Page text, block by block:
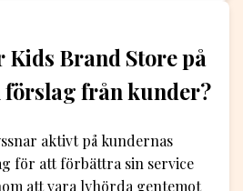
Brand Store på
förslag från kunder?
aktivt på kundernas
för att förbättra sin service
att vara lyhörda gentemot